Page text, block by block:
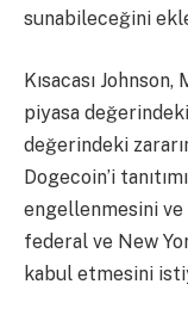
sunabileceğini
Kısacası Johnson,
piyasa
değerindeki
Dogecoin’i
engellenmesini
federal ve New
kabul etmesini